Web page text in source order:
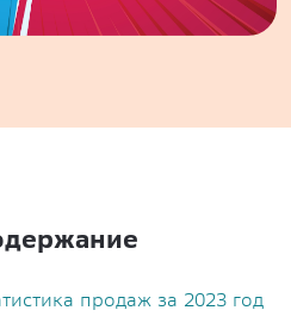
продаж за 2023 год